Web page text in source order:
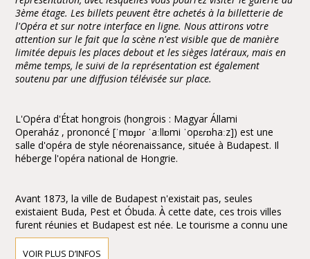
3ème étage. Les billets peuvent être achetés à la billetterie de
l'Opéra et sur notre interface en ligne. Nous attirons votre
attention sur le fait que la scène n'est visible que de manière
limitée depuis les places debout et les sièges latéraux, mais en
même temps, le suivi de la représentation est également
soutenu par une diffusion télévisée sur place.
L'Opéra d'État hongrois (hongrois : Magyar Állami
Operaház , prononcé [ˈmɒɟɒɾ ˈaːllɒmi ˈopɛɾɒhaːz]) est une
salle d'opéra de style néorenaissance, située à Budapest. Il
héberge l'opéra national de Hongrie.
Avant 1873, la ville de Budapest n'existait pas, seules
existaient Buda, Pest et Óbuda. À cette date, ces trois villes
furent réunies et Budapest est née. Le tourisme a connu une
expansion considérable entraînant la construction de cafés et
de restaurants. La nécessité d'une salle d'opéra s'est
VOIR PLUS D’INFOS